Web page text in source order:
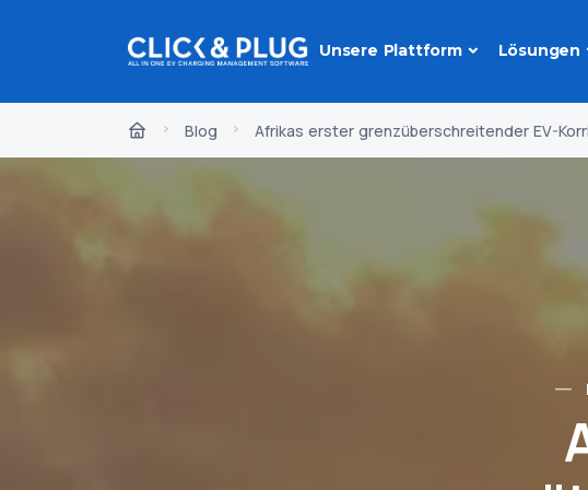
Unsere Plattform Lösungen
Blog Afrikas erster grenzüberschreitender EV-